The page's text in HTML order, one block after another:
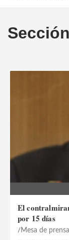
El
por 15 días
Mesa de